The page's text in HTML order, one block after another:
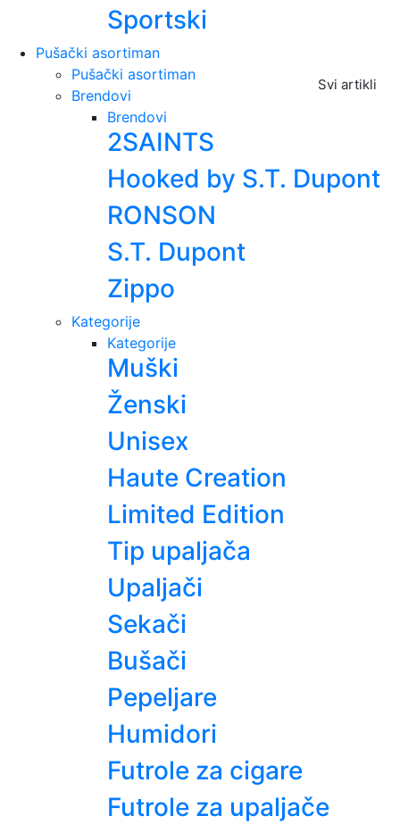
Sportski
Pušački asortiman
Svi artikli
Pušački asortiman
Brendovi
Brendovi
2SAINTS
Hooked by S.T. Dupont
RONSON
S.T. Dupont
Zippo
Kategorije
Kategorije
Muški
Ženski
Unisex
Haute Creation
Limited Edition
Tip upaljača
Upaljači
Sekači
Bušači
Pepeljare
Humidori
Futrole za cigare
Futrole za upaljače